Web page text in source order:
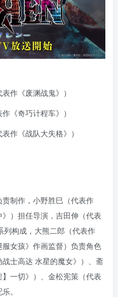
作《废渊战鬼》）
《奇巧计程车》）
作《战队大失格》）
制作，小野胜巳（代表作
》）担任导演，吉田伸（代表
列构成，大熊二郎（代表作
服女孩》作画监督）负责角色
士高达 水星的魔女》）、斋
一切》）、金松宪策（代表
。